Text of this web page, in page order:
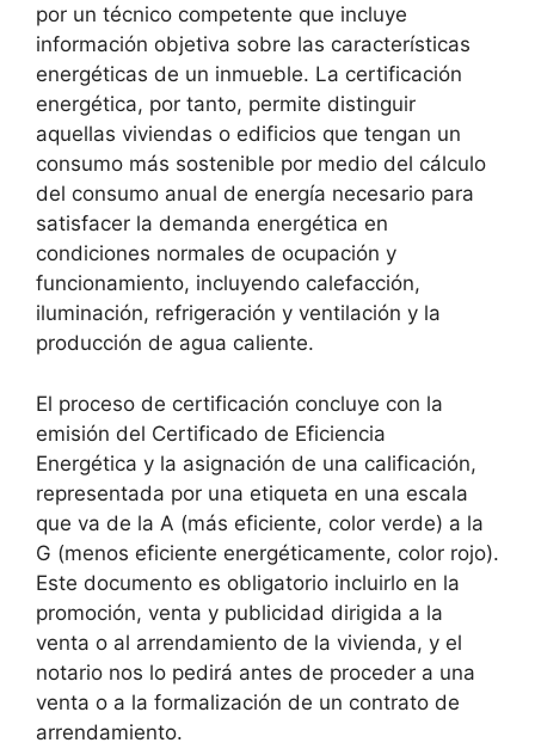
por un técnico competente que incluye
información objetiva sobre las características
energéticas de un inmueble. La certificación
energética, por tanto, permite distinguir
aquellas viviendas o edificios que tengan un
consumo más sostenible por medio del cálculo
del consumo anual de energía necesario para
satisfacer la demanda energética en
condiciones normales de ocupación y
funcionamiento, incluyendo calefacción,
iluminación, refrigeración y ventilación y la
producción de agua caliente.
El proceso de certificación concluye con la
emisión del Certificado de Eficiencia
Energética y la asignación de una calificación,
representada por una etiqueta en una escala
que va de la A (más eficiente, color verde) a la
G (menos eficiente energéticamente, color rojo).
Este documento es obligatorio incluirlo en la
promoción, venta y publicidad dirigida a la
venta o al arrendamiento de la vivienda, y el
notario nos lo pedirá antes de proceder a una
venta o a la formalización de un contrato de
arrendamiento.